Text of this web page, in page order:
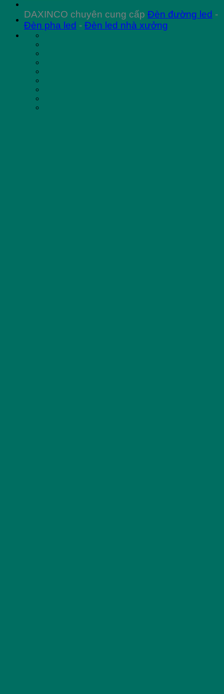
DAXINCO chuyên cung cấp Đèn đường led -
Đèn pha led - Đèn led nhà xưởng